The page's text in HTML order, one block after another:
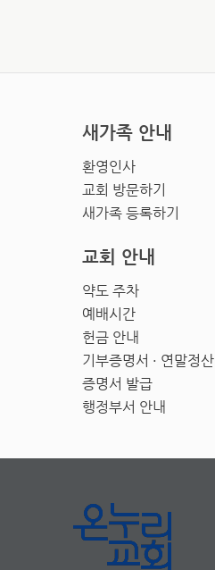
새가족 안내
환영인사
교회 방문하기
새가족 등록하기
교회 안내
약도 주차
예배시간
헌금 안내
기부증명서 · 연말정산
증명서 발급
행정부서 안내